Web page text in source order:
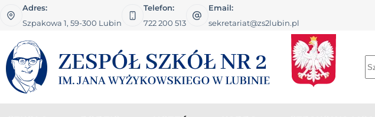
Adres:
Szpakowa 1, 59-300 Lubin
Telefon:
722 200 513
Email:
sekretariat@zs2lubin.pl